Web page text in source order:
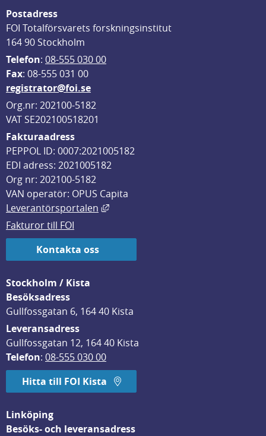
Postadress
FOI Totalförsvarets forskningsinstitut
164 90 Stockholm
Telefon: 08-555 030 00
Fax: 08-555 031 00
registrator@foi.se
Org.nr: 202100-5182
VAT SE202100518201
Fakturaadress
PEPPOL ID: 0007:2021005182
EDI adress: 2021005182
Org nr: 202100-5182
VAN operatör: OPUS Capita
Leverantörsportalen
Länk till annan webbplats, öppnas
Fakturor till FOI
Kontakta oss
Stockholm / Kista
Besöksadress
Gullfossgatan 6, 164 40 Kista
Leveransadress
Gullfossgatan 12, 164 40 Kista
Telefon: 08-555 030 00
Hitta till FOI Kista
Linköping
Besöks- och leveransadress